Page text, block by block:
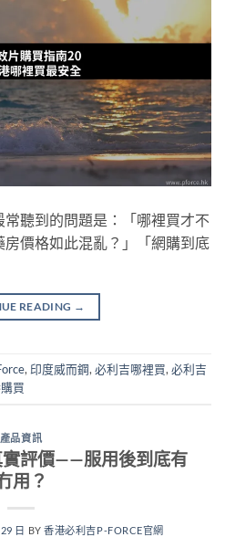
聽到的問題是：「哪裡買才不
價格如此混亂？」「網購到底
READING →
,印度威而鋼,必利吉哪裡買,必利吉
買
產品資訊
實評價——服用後到底有
用？
日 BY香港必利吉P-FORCE官網